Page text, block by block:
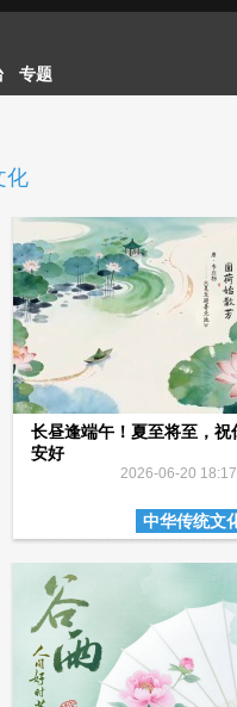
专题
化
长昼逢端午！夏至将至，祝
安好
2026-06-20
中华传统文